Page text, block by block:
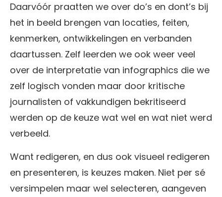
Daarvóór praatten we over do’s en dont’s bij
het in beeld brengen van locaties, feiten,
kenmerken, ontwikkelingen en verbanden
daartussen. Zelf leerden we ook weer veel
over de interpretatie van infographics die we
zelf logisch vonden maar door kritische
journalisten of vakkundigen bekritiseerd
werden op de keuze wat wel en wat niet werd
verbeeld.
Want redigeren, en dus ook visueel redigeren
en presenteren, is keuzes maken. Niet per sé
versimpelen maar wel selecteren, aangeven